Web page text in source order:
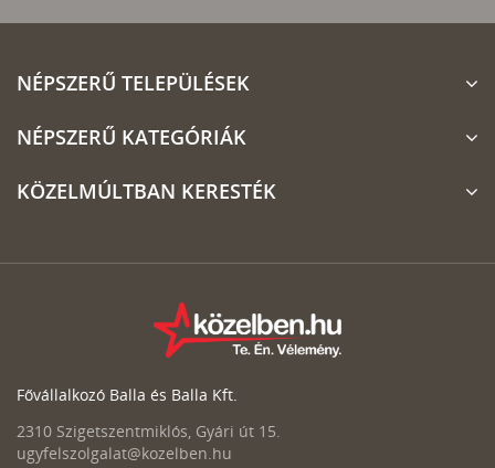
NÉPSZERŰ TELEPÜLÉSEK
NÉPSZERŰ KATEGÓRIÁK
KÖZELMÚLTBAN KERESTÉK
Fővállalkozó Balla és Balla Kft.
2310 Szigetszentmiklós, Gyári út 15.
ugyfelszolgalat@kozelben.hu